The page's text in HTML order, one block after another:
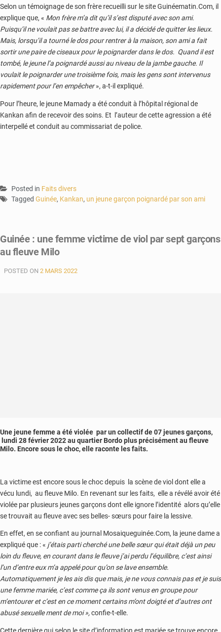
Selon un témoignage de son frère recueilli sur le site Guinéematin.Com, il
explique que, « Mon frère m’a dit qu’il s’est disputé avec son ami.
Puisqu’il ne voulait pas se battre avec lui, il a décidé de quitter les lieux.
Mais, lorsqu’il a tourné le dos pour rentrer à la maison, son ami a fait
sortir une paire de ciseaux pour le poignarder dans le dos. Quand il est
tombé, le jeune l’a poignardé aussi au niveau de la jambe gauche. Il
voulait le poignarder une troisième fois, mais les gens sont intervenus
rapidement pour l’en empêcher», a-t-il expliqué.
Pour l’heure, le jeune Mamady a été conduit à l’hôpital régional de
Kankan afin de recevoir des soins. Et l’auteur de cette agression a été
interpellé et conduit au commissariat de police.
Posted in Faits divers
Tagged Guinée, Kankan, un jeune garçon poignardé par son ami
Guinée : une femme victime de viol par sept garçons
au fleuve Milo
POSTED ON 2 MARS 2022
Une jeune femme a été violée par un collectif de 07 jeunes garçons,
lundi 28 février 2022 au quartier Bordo plus précisément au fleuve
Milo. Encore sous le choc, elle raconte les faits.
La victime est encore sous le choc depuis la scène de viol dont elle a
vécu lundi, au fleuve Milo. En revenant sur les faits, elle a révélé avoir été
violée par plusieurs jeunes garçons dont elle ignore l’identité alors qu’elle
se trouvait au fleuve avec ses belles- sœurs pour faire la lessive.
En effet, en se confiant au journal Mosaiqueguinée.Com, la jeune dame a
expliqué que : « j’étais parti cherché une belle sœur qui était déjà un peu
loin du fleuve, en courant dans le fleuve j’ai perdu l’équilibre, c’est ainsi
l’un d’entre eux m’a appelé pour qu’on se lave ensemble.
Automatiquement je les ais dis que mais, je ne vous connais pas et je suis
une femme mariée, c’est comme ça ils sont venus en groupe pour
m’entourer et c’est en ce moment certains m’ont doigté et d’autres ont
abusé sexuelle ment de moi »,confie-t-elle.